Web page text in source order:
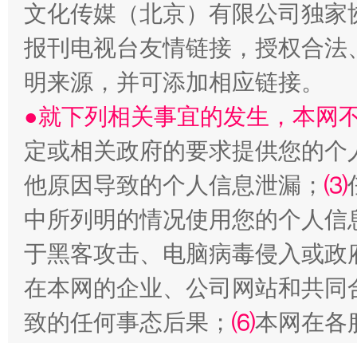
揭批美国五大"原罪" "炒
文化传媒（北京）有限公司独
报刊电视台友情链接，授权合
明来源，并可添加相应链接。
●就下列相关事宜的发生，本网
定或相关政府的要求提供您的个
他原因导致的个人信息泄漏； ⑶
中所列明的情况使用您的个人
于黑客攻击、电脑病毒侵入或
在本网的企业、公司网站和共
致的任何事态后果； ⑹本网在各